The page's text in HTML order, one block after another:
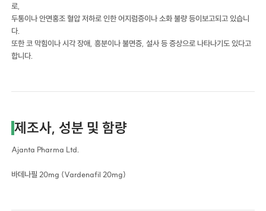
로,
두통이나 안면홍조 혈압 저하로 인한 어지럼증이나 소화 불량 등이보고되고 있습니
다.
또한 코 막힘이나 시각 장애, 흥분이나 불면증, 설사 등 증상으로 나타나기도 있다고
합니다.
제조사, 성분 및 함량
Ajanta Pharma Ltd.
바데나필 20mg (Vardenafil 20mg)